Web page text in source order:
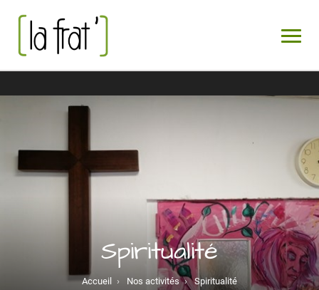
Spiritualité
Accueil › Nos activités › Spiritualité